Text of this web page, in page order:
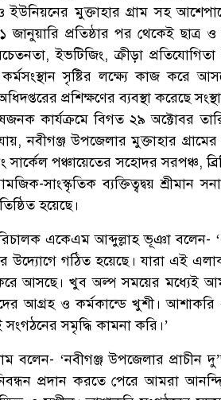
ইউনিয়নের মুক্তাহার গ্রাম সহ
প্রতিষ্ঠার পর থেকেই ছাত্র
ইভটিজিং, ক্রীড়া
সৃষ্টির লক্ষ্যে কাজ করে
প্রশিক্ষণের ব্যবস্থা করেছে
কার্যক্রমে বিগত ২৯ অক্টোবর
নবীগঞ্জ উপজেলার মুক্তাহার
সার্কেল পঞ্চায়েতের সহোদর সরপঞ্চ,
সাংস্কৃতিক ব্যক্তিত্বদ্বয় শ্রীমান
হয়েছে।
একেএম আব্দুল্লাহ ভূঞা বলেন-
উদ্যোগে গঠিত হয়েছে। যারা এই
করে আসছে। খুব অল্প সময়ের মধ্যেই
আগ্রহ ও কর্মকান্ডে খুশী।
সমৃদ্ধি কামনা করি।’
বলেন- ‘নবীগঞ্জ উপজেলার প্রাচীন
প্রদান করতে পেরে আমরা